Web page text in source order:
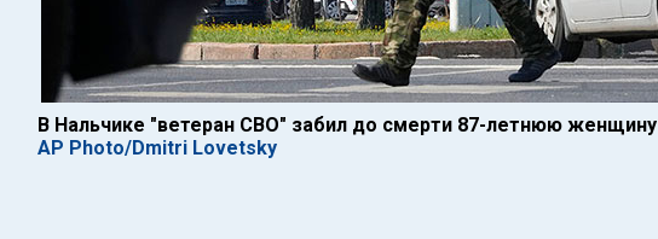
В Нальчике "ветеран СВО" забил до смерти 87-летнюю женщину
AP Photo/Dmitri Lovetsky